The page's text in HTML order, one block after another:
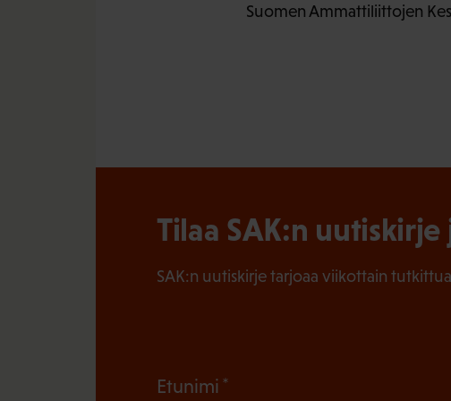
Suomen Ammattiliittojen
Tilaa SAK:n
SAK:n uutiskirje tarjoaa viikottain
Etunimi